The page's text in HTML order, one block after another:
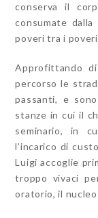
conserva il
consumate
poveri tra i
Approfittando
percorso le
passanti, e
stanze in cui il
seminario, in
l’incarico di
Luigi accoglie
troppo vivaci
oratorio, il